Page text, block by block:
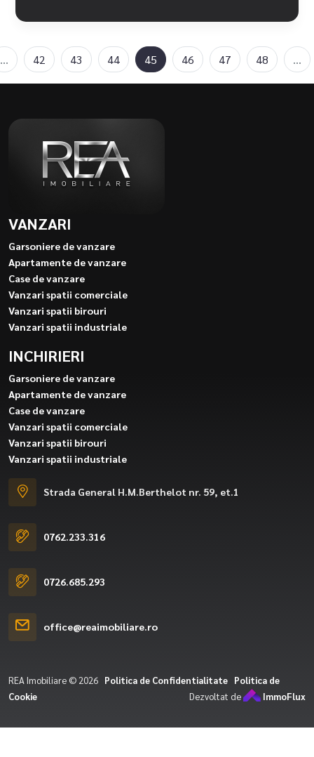
... 42 43 44 45 46 47 48 ...
VANZARI
Garsoniere de vanzare
Apartamente de vanzare
Case de vanzare
Vanzari spatii comerciale
Vanzari spatii birouri
Vanzari spatii industriale
INCHIRIERI
Garsoniere de vanzare
Apartamente de vanzare
Case de vanzare
Vanzari spatii comerciale
Vanzari spatii birouri
Vanzari spatii industriale
Strada General H.M.Berthelot nr. 59, et.1
0762.233.316
0726.685.293
office@reaimobiliare.ro
REA Imobiliare © 2026 Politica de Confidentialitate Politica de
Cookie
Dezvoltat de ImmoFlux